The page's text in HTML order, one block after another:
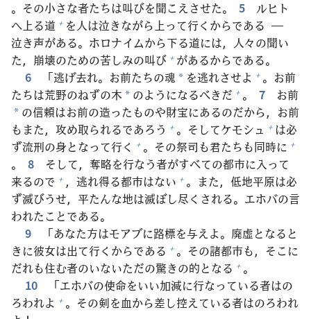
。その小さな者たちは叫びを聞こえさせた。 5
ルヒト
へ 上る道 + を人は泣きながら 上って行くからである ―
泣き声がある。ホロナイムから下る道には， 人々の聞い
た， 崩壊のための苦しみの叫び + があるからである。
6
「逃げ去れ。お前たちの魂 * を逃れさせよ + 。お前
たちは荒野のねずの木 * のようになるべきだ + 。 7 お前
* の信頼はお前の造ったものや財宝にあるのだから，お前
もまた， 攻め取られるであろう + 。そしてケモシュ + は必
ず流刑の身となって行く + 。その祭司も君たちも同時に +
。 8 そして， 奪略を行なう者がすべての都市に入って
来るので + ， 逃れ得る都市はない + 。また， 低地平原は必
ず滅びうせ， 平たんな地は滅ぼし尽くされる。エホバの言
われたことである。
9
「あなた方はモアブに路標を与えよ。 廃虚となると
きに彼女は出て行くからである + 。その諸都市も，そこに
だれも住む者のいないただの驚きの的となる + 。
10
「エホバの使命をいい加減に行なっている者はの
ろわれよ + 。その剣を血から差し控えている者はのろわれ